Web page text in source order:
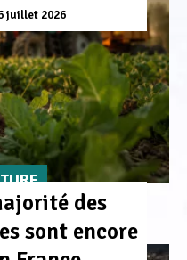
juillet 2026
des
sont encore